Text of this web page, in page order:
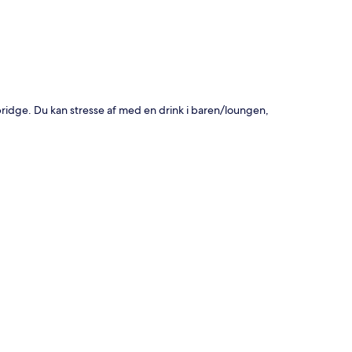
Du kan stresse af med en drink i baren/loungen,